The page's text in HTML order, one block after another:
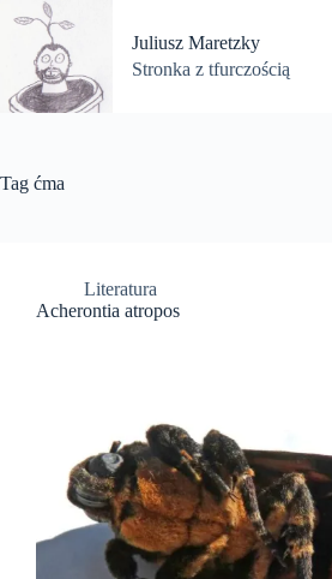
Przejdź
do
treści
Juliusz Maretzky
Stronka z tfurczością
Tag ćma
Literatura
Acherontia atropos